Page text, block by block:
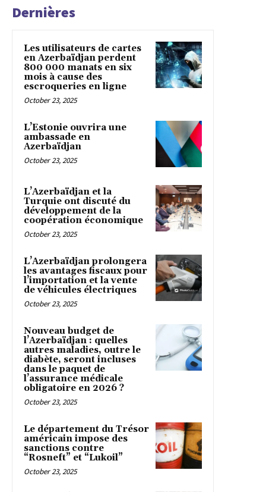
Dernières
Les utilisateurs de cartes
en Azerbaïdjan perdent
800 000 manats en six
mois à cause des
escroqueries en ligne
October 23, 2025
L’Estonie ouvrira une
ambassade en
Azerbaïdjan
October 23, 2025
L’Azerbaïdjan et la
Turquie ont discuté du
développement de la
coopération économique
October 23, 2025
L’Azerbaïdjan prolongera
les avantages fiscaux pour
l’importation et la vente
de véhicules électriques
October 23, 2025
Nouveau budget de
l’Azerbaïdjan : quelles
autres maladies, outre le
diabète, seront incluses
dans le paquet de
l’assurance médicale
obligatoire en 2026 ?
October 23, 2025
Le département du Trésor
américain impose des
sanctions contre
“Rosneft” et “Lukoil”
October 23, 2025